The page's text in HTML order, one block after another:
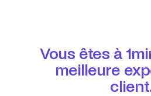
Vous êtes à
meilleure